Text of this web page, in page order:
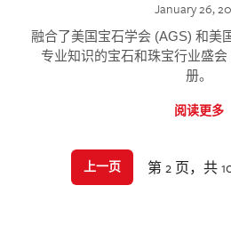
January 26,
融合了美国宝石学会 (AGS) 和美
专业知识的宝石和珠宝行业盛
册。
阅读更多
上一页 第 2 页，共